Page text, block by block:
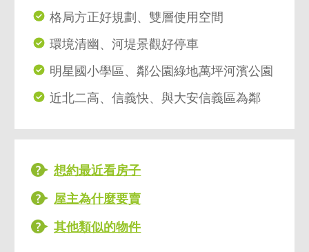
格局方正好規劃、雙層使用空間
環境清幽、河堤景觀好停車
明星國小學區、鄰公園綠地萬坪河濱公園
近北二高、信義快、與大安信義區為鄰
想約最近看房子
屋主為什麼要賣
其他類似的物件